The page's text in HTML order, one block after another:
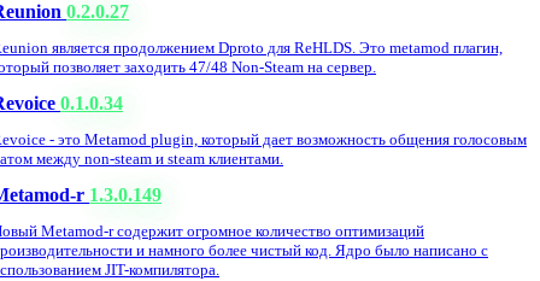
0.2.0.27
является продолжением Dproto для ReHLDS. Это metamod плагин,
позволяет заходить 47/48 Non-Steam на сервер.
0.1.0.34
- это Metamod plugin, который дает возможность общения голосовым
между non-steam и steam клиентами.
r 1.3.0.149
Metamod-r содержит огромное количество оптимизаций
и намного более чистый код. Ядро было написано с
JIT-компилятора.